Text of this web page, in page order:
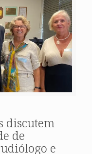
discutem
de
e